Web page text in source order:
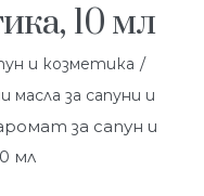
10 мл
и козметика /
масла за сапуни и
за сапун и
мл